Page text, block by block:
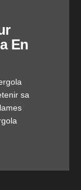
En
sa